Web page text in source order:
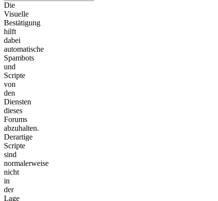
Die
Visuelle
Bestätigung
hilft
dabei
automatische
Spambots
und
Scripte
von
den
Diensten
dieses
Forums
abzuhalten.
Derartige
Scripte
sind
normalerweise
nicht
in
der
Lage